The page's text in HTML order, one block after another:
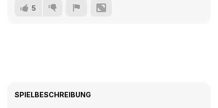
5
SPIELBESCHREIBUNG